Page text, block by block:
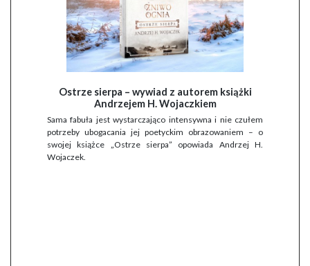
Ostrze sierpa – wywiad z autorem książki
Andrzejem H. Wojaczkiem
Sama fabuła jest wystarczająco intensywna i nie czułem
potrzeby ubogacania jej poetyckim obrazowaniem – o
swojej książce „Ostrze sierpa” opowiada Andrzej H.
Wojaczek.